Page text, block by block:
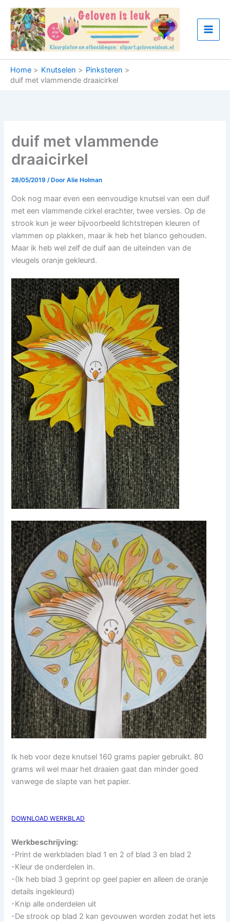
naar
inhoud
Home Knutselen
Pinksteren
duif met vlammende draaicirkel
duif met vlammende
draaicirkel
28/05/2019/ DoorAlie Holman
Ook nog maar even een eenvoudige knutsel van een duif
met een vlammende cirkel erachter, twee versies. Op de
strook kun je weer bijvoorbeeld lichtstrepen kleuren of
vlammen op plakken, maar ik heb het blanco gehouden.
Maar ik heb wel zelf de duif aan de uiteinden van de
vleugels oranje gekleurd.
Ik heb voor deze knutsel 160 grams papier gebruikt. 80
grams wil wel maar het draaien gaat dan minder goed
vanwege de slapte van het papier.
DOWNLOAD WERKBLAD
Werkbeschrijving:
-Print de werkbladen blad 1 en 2 of blad 3 en blad 2
-Kleur de onderdelen in.
-(Ik heb blad 3 geprint op geel papier en alleen de oranje
details ingekleurd)
-Knip alle onderdelen uit
-De strook op blad 2 kan gevouwen worden zodat het iets